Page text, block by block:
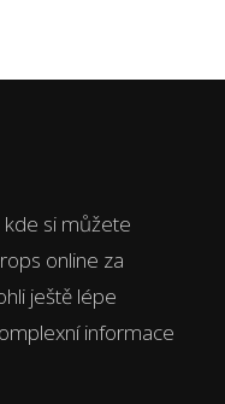
si můžete
online za
ještě lépe
informace